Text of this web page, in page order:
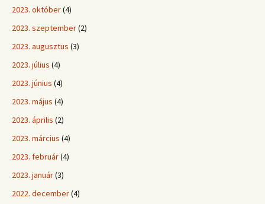
2023. október(4)
2023. szeptember(2)
2023. augusztus (3)
2023. július (4)
2023. június (4)
2023. május (4)
2023. április (2)
2023. március (4)
2023. február(4)
2023. január(3)
2022. december(4)